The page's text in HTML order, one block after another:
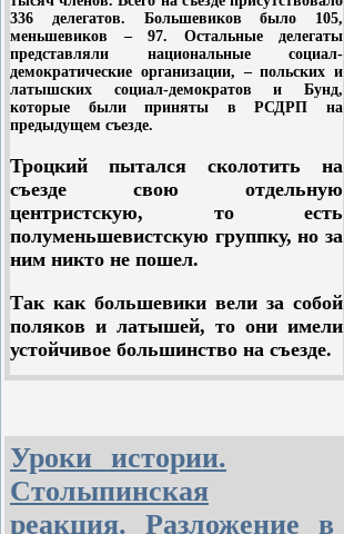
кадеты же страшно поправели.
Жалеть об этом, пытаться изменить
или остановить этот процесс могут
только мещане и филистеры в
политике.
центров, но, наоборот, осуждалось
ими.
336 делегатов. Большевиков было 105,
меньшевиков – 97. Остальные делегаты
представляли национальные социал-
демократические организации, – польских и
латышских социал-демократов и Бунд,
которые были приняты в РСДРП на
предыдущем съезде.
Троцкий пытался сколотить на
съезде свою отдельную
центристскую, то есть
полуменьшевистскую группку, но за
ним никто не пошел.
Так как большевики вели за собой
поляков и латышей, то они имели
устойчивое большинство на съезде.
отношении к буржуазным партиям.
По этому вопросу шла борьба
между большевиками и
меньшевиками еще на II съезде.
Уроки истории.
Столыпинская
реакция. Разложение в